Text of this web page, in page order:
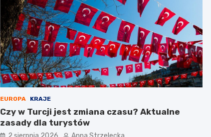
EUROPA KRAJE
Czy w Turcji jest zmiana czasu? Aktualne
zasady dla turystów